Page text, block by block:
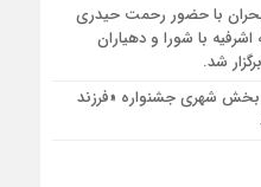
مطهر آقای شهید ایران – مشهد
ایران – مشهد
میدان ثورهالعشرین نجف
با حضور رحمت حیدری
اشرفیه با شورا و دهیاران
شد.
بخش شهری جشنواره «فرزند